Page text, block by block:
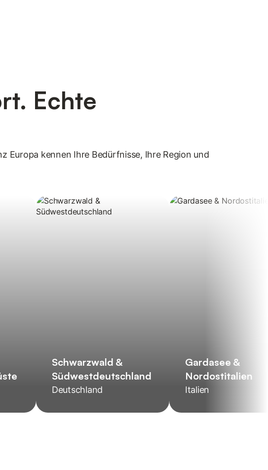
Echte
Europa kennen Ihre Bedürfnisse, Ihre Region und
Schwarzwald &
Südwestdeutschland
Deutschland
Gardasee &
Nordostitalien
Italien